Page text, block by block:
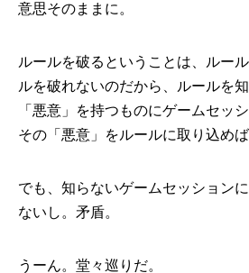
意思そのままに。
ルールを破るということは、ルー
ルを破れないのだから、ルールを
「悪意」を持つものにゲームセッ
その「悪意」をルールに取り込めば
でも、知らないゲームセッション
ないし。矛盾。
うーん。堂々巡りだ。